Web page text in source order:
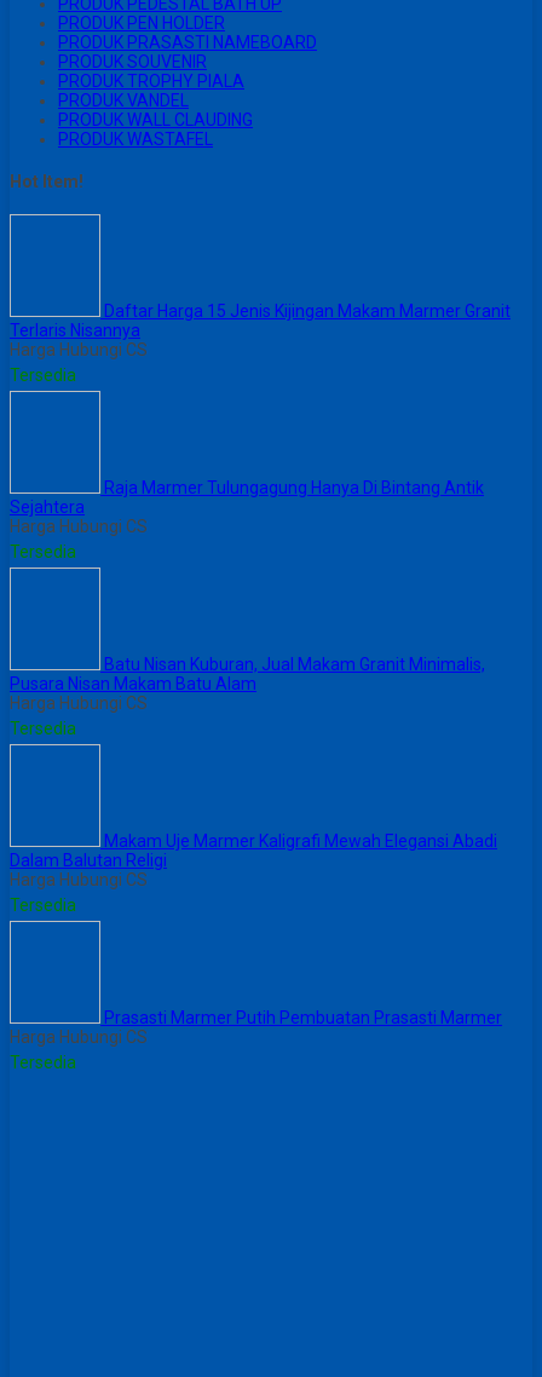
PRODUK PEDESTAL BATH UP
PRODUK PEN HOLDER
PRODUK PRASASTI NAMEBOARD
PRODUK SOUVENIR
PRODUK TROPHY PIALA
PRODUK VANDEL
PRODUK WALL CLAUDING
PRODUK WASTAFEL
Hot Item!
Daftar Harga 15 Jenis Kijingan Makam Marmer Granit
Terlaris Nisannya
Harga Hubungi CS
Tersedia
Raja Marmer Tulungagung Hanya Di Bintang Antik
Sejahtera
Harga Hubungi CS
Tersedia
Batu Nisan Kuburan, Jual Makam Granit Minimalis,
Pusara Nisan Makam Batu Alam
Harga Hubungi CS
Tersedia
Makam Uje Marmer Kaligrafi Mewah Elegansi Abadi
Dalam Balutan Religi
Harga Hubungi CS
Tersedia
Prasasti Marmer Putih Pembuatan Prasasti Marmer
Harga Hubungi CS
Tersedia